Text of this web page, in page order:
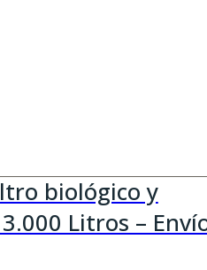
biológico y
Litros –